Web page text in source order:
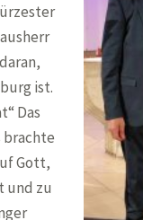
ist.
Das
brachte
Gott,
und zu